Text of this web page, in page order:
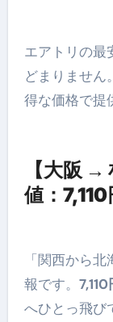
エアトリの最
どまりません
得な価格で提
【大阪
値：7,110
「関西から
報です。 7,110
へひとっ飛び